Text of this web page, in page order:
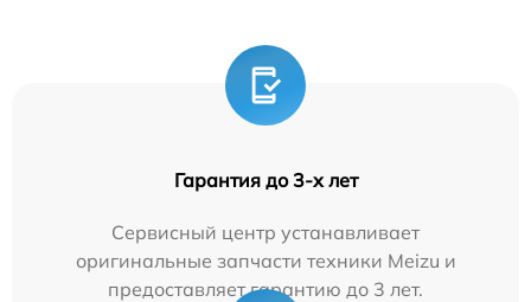
Гарантия до 3-х лет
Сервисный центр устанавливает
оригинальные запчасти техники Meizu и
предоставляет гарантию до 3 лет.